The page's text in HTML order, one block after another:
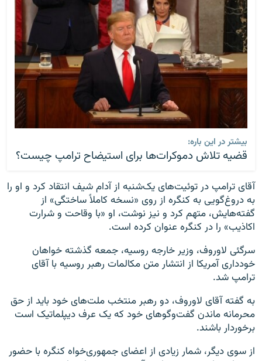
بیشتر در این باره:
قضیه تلاش دموکرات‌ها برای استیضاح ترامپ چیست؟
آقای ترامپ در توئیت‌های یک‌شنبه از آدام شیف انتقاد کرد و او را
به دروغ‌گویی به کنگره از روی «نسخه کاملاً ساختگی» از
گفته‌هایش، متهم کرد و نیز نوشت، او «با وقاحت و شرارت
اکاذیب» را در کنگره عنوان کرده است.
سرگئی لاوروف، وزیر خارجه روسیه، جمعه گذشته خواهان
خودداری آمریکا از انتشار متن مکالمات رهبر روسیه با آقای
ترامپ شد.
به گفته آقای لاوروف، دو رهبر منتخب ملت‌های خود باید از حق
محرمانه ماندن گفت‌وگوهای خود که یک عرف دیپلماتیک است
برخوردار باشند.
از سوی دیگر، شمار زیادی از اعضای جمهوری‌خواه کنگره با حضور